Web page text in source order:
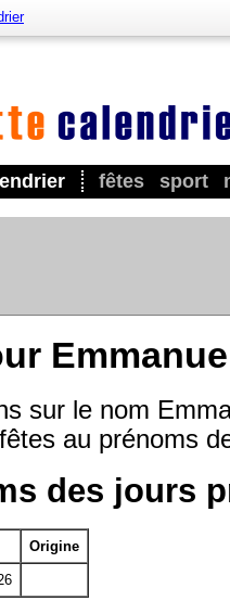
fêtes sport
sur le nom
au prénoms
des jours
Origine